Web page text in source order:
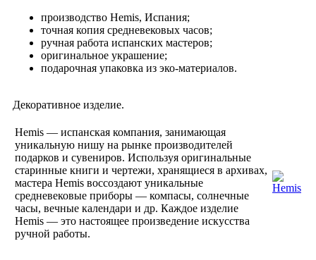
производство Hemis, Испания;
точная копия средневековых часов;
ручная работа испанских мастеров;
оригинальное украшение;
подарочная упаковка из эко-материалов.
Декоративное изделие.
Hemis — испанская компания, занимающая
уникальную нишу на рынке производителей
подарков и сувениров. Используя оригинальные
старинные книги и чертежи, хранящиеся в архивах,
мастера Hemis воссоздают уникальные
средневековые приборы — компасы, солнечные
часы, вечные календари и др. Каждое изделие
Hemis — это настоящее произведение искусства
ручной работы.